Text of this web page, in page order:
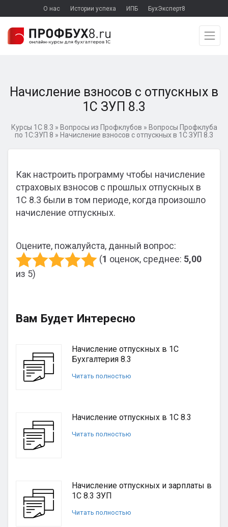
О нас Истории успеха ИПБ БухЭксперт8
Начисление взносов с отпускных в
1С ЗУП 8.3
Курсы 1С 8.3 » Вопросы из Профклубов » Вопросы Профклуба
по 1С:ЗУП 8 » Начисление взносов с отпускных в 1С ЗУП 8.3
Как настроить программу чтобы начисление
страховых взносов с прошлых отпускных в
1С 8.3 были в том периоде, когда произошло
начисление отпускных.
Оцените, пожалуйста, данный вопрос:
(1 оценок, среднее: 5,00
из 5)
Вам Будет Интересно
Начисление отпускных в 1С
Бухгалтерия 8.3
Читать полностью
Начисление отпускных в 1С 8.3
Читать полностью
Начисление отпускных и зарплаты в
1С 8.3 ЗУП
Читать полностью